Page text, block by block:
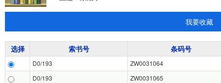
我要收藏
选择 索书号 条码号
D0/193
ZW0031064
D0/193
ZW0031065